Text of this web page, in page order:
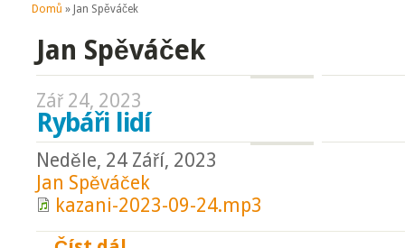
Jste zde
Domů » Jan Spěváček
Jan Spěváček
Zář 24, 2023
Rybáři lidí
Neděle, 24 Září, 2023
Jan Spěváček
kazani-2023-09-24.mp3